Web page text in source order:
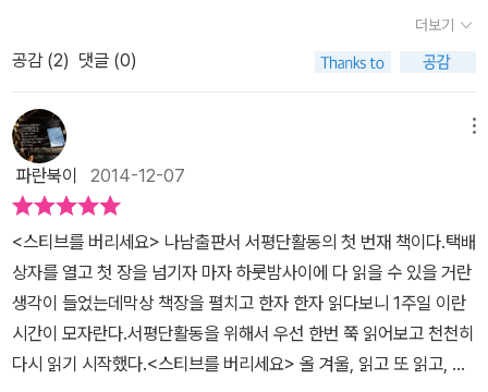
영역에서 활동할 수 있는 현실적인 기회라고 미하이 칙센트미하이 교
수는 강조한다. 창조적 생각을 가진 우리나라의 수많은 청년들에게
있는 현실적인 기회가 필요하다. 그러한 현실적인 기회를 만들어 주
는 것이 바로 사회적 시스템과 토양이다. 우리는 생각이 없어서 어떤
일을 못하는 경우가 아니라, 생각이 너무 많아서 하지 못할 때가 많다.
생각하느라 정작 적당한 시기를 놓쳐 버린 경험은 누구나 가지고 있
을 것이다. 생각은 많은 경우 유용하다. 반추하지 않는 삶은 공허할 수
밖에 없다. 하지만, 어느 경우는 생각을 멈추고, 행동해야 할 때가 있
다. 너무 많이 생각한다면 어떤 것을 시도해 보기도 전에, 하고 난 다
음의 결과를 먼저 예상하게 된다. 이때 우린 종종 최악의 경우까지 고
려하게 될 것이다. 문제는 여기에 있다. 생각이 여기까지 이르게 된다
제 그 스티브를 버려야 새로운 스티브가 탄생할 것 같다는 의미로 지
은 것이라 한다. 그러면서 어떤 사람의 창의적 아이디어는 그것을 잘
숙성시키고 발전시킬 수 있는 훌륭한 사회적 인큐베이팅 시스템이 필
요한데, 우리나라에는 스티브 잡스 같은 인재가 없는 것이 아니라 애
플 같은 기업이 없다는 게 문제라 지적하고 있다. 즉, 창의력을 발휘할
수 있는 사회적 토양이 허약하다는 말이다. 이 책은 마치 한 편의 에세
이를 읽는 듯 이야기가 술술 익힌다. 중간 중간 멋진 사진들도 들어 있
어서 그런지 시적인 냄새도 난다. 그러면서 이 책에서 이야기하고 있
는 것들은 자신을 떠나지 않는다면 다시 자신에게로 돌아올 수 없다
든지, 생각이 없어서 어떤 일을 못하는게 아니라 생각이 너무 많아서
하지 못할 때가 많다든지, 자신이 하고 있는 일을 지독히 사랑하라든
지, 다른 누구도 아닌 당신답게 당신의 인생을 살아야 한다고 조언하
더보기
공감 (2) 댓글 (0)
파란북이 2014-12-07
<스티브를 버리세요> 나남출판서 서평단활동의 첫 번재 책이다.택배
상자를 열고 첫 장을 넘기자 마자 하룻밤사이에 다 읽을 수 있을 거란
생각이 들었는데막상 책장을 펼치고 한자 한자 읽다보니 1주일 이란
시간이 모자란다.서평단활동을 위해서 우선 한번 쭉 읽어보고 천천히
다시 읽기 시작했다.<스티브를 버리세요> 올 겨울, 읽고 또 읽고, 매